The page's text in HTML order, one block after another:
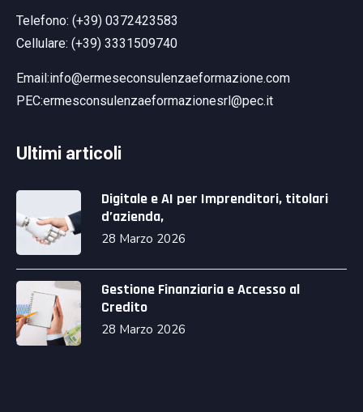
Telefono: (+39) 0372423583
Cellulare: (+39) 3331509740
Email:info@ermeseconsulenzaeformazione.com
PEC:ermesconsulenzaeformazionesrl@pec.it
Ultimi articoli
Digitale e AI per Imprenditori, titolari
d’azienda,
28 Marzo 2026
Gestione Finanziaria e Accesso al
Credito
28 Marzo 2026